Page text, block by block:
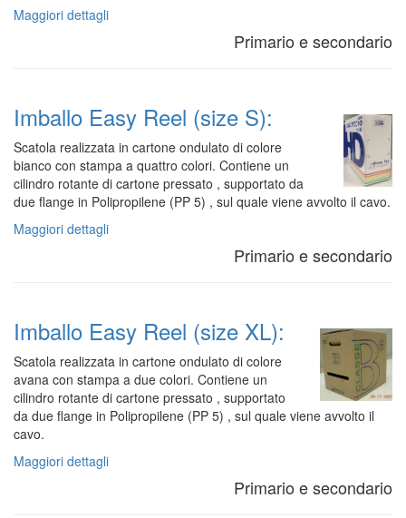
Maggiori dettagli
Primario e secondario
Imballo Easy Reel (size S):
Scatola realizzata in cartone ondulato di colore
bianco con stampa a quattro colori. Contiene un
cilindro rotante di cartone pressato , supportato da
due flange in Polipropilene (PP 5) , sul quale viene avvolto il cavo.
Maggiori dettagli
Primario e secondario
Imballo Easy Reel (size XL):
Scatola realizzata in cartone ondulato di colore
avana con stampa a due colori. Contiene un
cilindro rotante di cartone pressato , supportato
da due flange in Polipropilene (PP 5) , sul quale viene avvolto il
cavo.
Maggiori dettagli
Primario e secondario